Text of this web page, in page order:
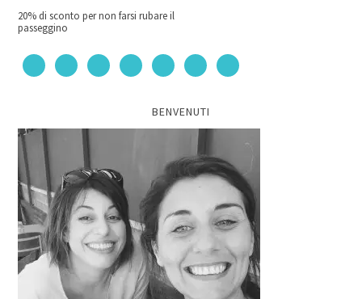
20% di sconto per non farsi rubare il
passeggino
BENVENUTI